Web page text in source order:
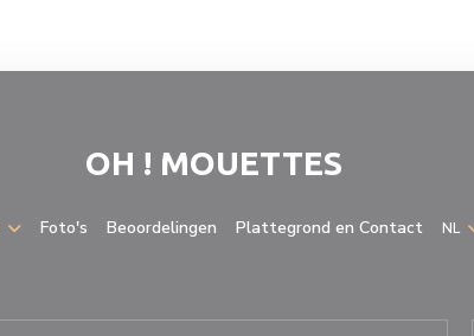
OH ! MOUETTES
Foto's Beoordelingen Plattegrond en Contact NL